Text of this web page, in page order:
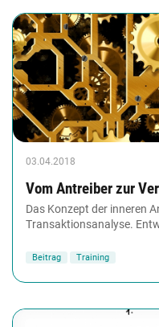
03.04.2018
Vom Antreiber zur
Das Konzept der inneren
Transaktionsanalyse.
Beitrag Training